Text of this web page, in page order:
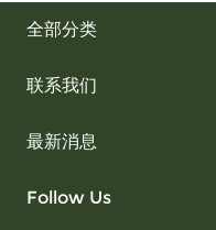
全部分类
联系我们
最新消息
Follow Us